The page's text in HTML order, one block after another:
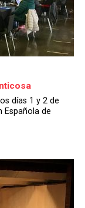
días 1 y 2 de
Española de